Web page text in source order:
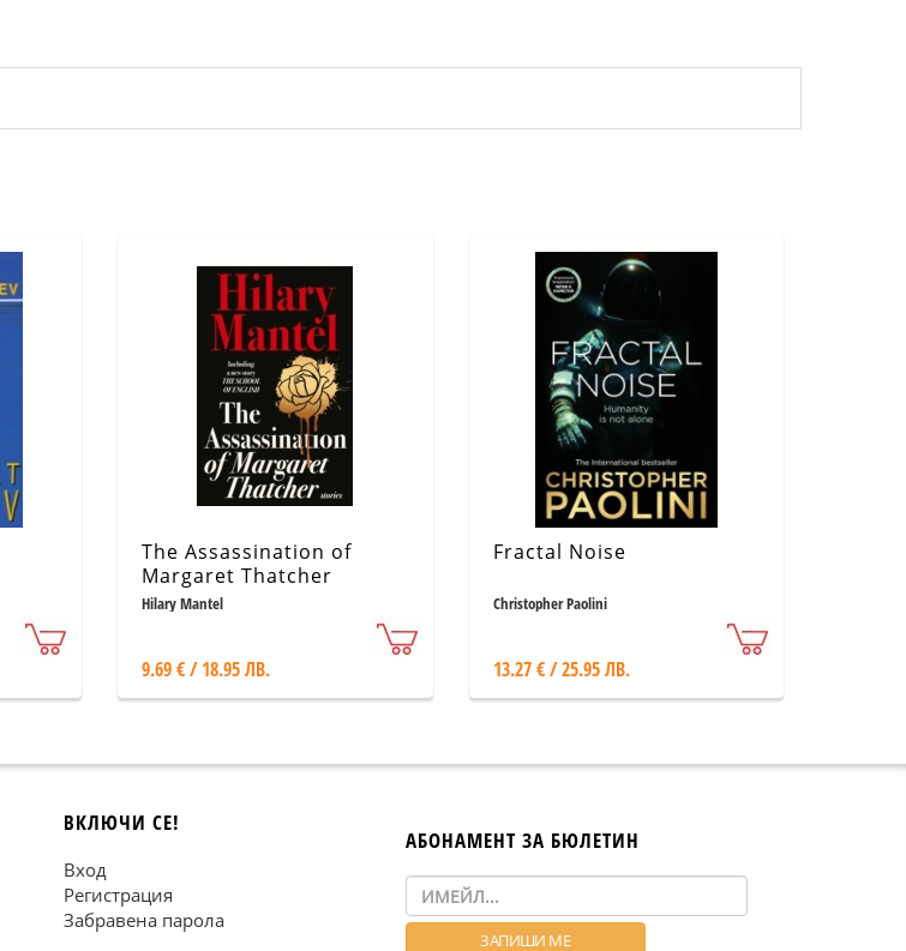
The Assassination of
Margaret Thatcher
Hilary Mantel
9.69 € / 18.95 ЛВ.
Fractal Noise
Christopher Paolini
13.27 € / 25.95 ЛВ.
ВКЛЮЧИ СЕ!
Вход
Регистрация
Забравена парола
АБОНАМЕНТ ЗА БЮЛЕТИН